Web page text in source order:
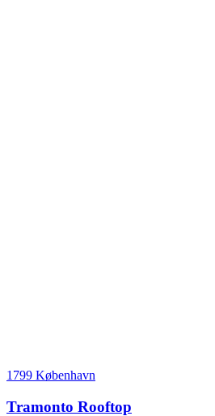
1799 København
Tramonto Rooftop